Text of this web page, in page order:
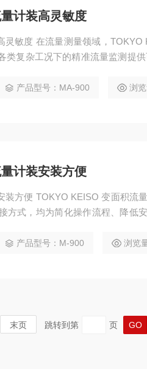
计装高灵敏度
灵敏度 在流量测量领域，TOKYO
类复杂工况下的精准流量监测提
当流体流量发生哪怕极其微小的
产品型号：MA-900 浏
计装安装方便
装方便 TOKYO KEISO 变面积流
方式，均为简化操作流程、降低
时省力不少，单人即可轻松操作
产品型号：M-900 浏览
末页 跳转到第 页